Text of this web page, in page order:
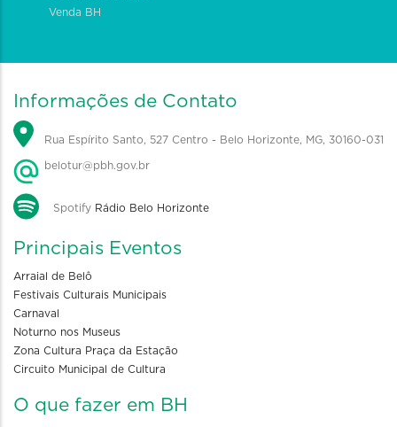
Venda BH
Informações de Contato
Rua Espírito Santo, 527 Centro - Belo Horizonte, MG, 30160-031
belotur@pbh.gov.br
Spotify Rádio Belo Horizonte
Principais Eventos
Arraial de Belô
Festivais Culturais Municipais
Carnaval
Noturno nos Museus
Zona Cultura Praça da Estação
Circuito Municipal de Cultura
O que fazer em BH